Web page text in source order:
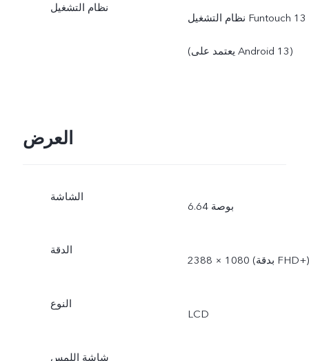
نظام التشغيل
نظام التشغيل Funtouch 13
(يعتمد على Android 13)
العرض
الشاشة
6.64 بوصة
الدقة
2388 × 1080 (بدقة FHD+‎)
النوع
LCD
شاشة اللمس